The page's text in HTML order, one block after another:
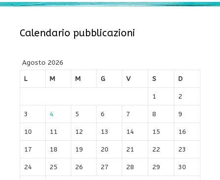
Calendario pubblicazioni
Agosto 2026
L
M M G V S D
1 2
3 4 5 6 7 8 9
10 11 12 13 14 15 16
17 18 19 20 21 22 23
24 25 26 27 28 29 30